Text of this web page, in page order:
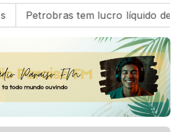
Petrobras tem lucro líquido de R$